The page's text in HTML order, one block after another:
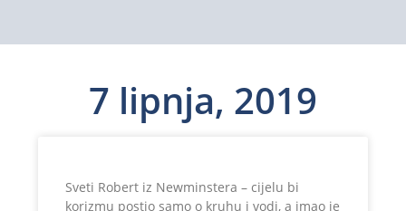
7 lipnja, 2019
Sveti Robert iz Newminstera – cijelu bi
korizmu postio samo o kruhu i vodi, a imao je